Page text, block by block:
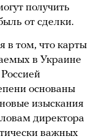
получить
от сделки.
в том, что карты
в Украине
основаны
изыскания
директора
важных